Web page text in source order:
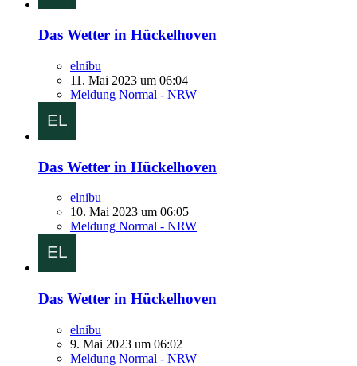
Das Wetter in Hückelhoven
elnibu
11. Mai 2023 um 06:04
Meldung Normal - NRW
Das Wetter in Hückelhoven
elnibu
10. Mai 2023 um 06:05
Meldung Normal - NRW
Das Wetter in Hückelhoven
elnibu
9. Mai 2023 um 06:02
Meldung Normal - NRW